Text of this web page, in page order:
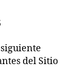
del Sitio